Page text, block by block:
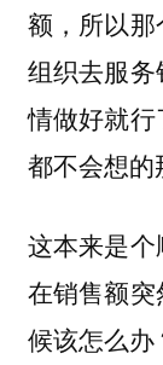
额，所以
组织去服
情做好就
都不会想的
这本来是
在销售额
候该怎么办